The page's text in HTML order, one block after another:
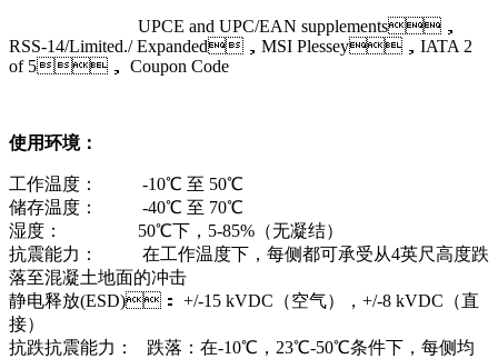
UPCE and UPC/EAN supplements，
RSS-14/Limited./ Expanded，MSI Plessey，IATA 2
of 5， Coupon Code
使用环境：
工作温度： -10℃ 至 50℃
储存温度： -40℃ 至 70℃
湿度： 50℃下，5-85%（无凝结）
抗震能力： 在工作温度下，每侧都可承受从4英尺高度跌
落至混凝土地面的冲击
静电释放(ESD)： +/-15 kVDC（空气），+/-8 kVDC（直
接）
抗跌抗震能力： 跌落：在-10℃，23℃-50℃条件下，每侧均